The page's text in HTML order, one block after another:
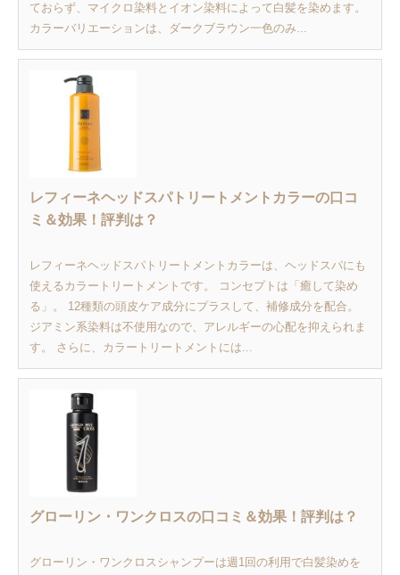
ておらず、マイクロ染料とイオン染料によって白髪を染めます。
カラーバリエーションは、ダークブラウン一色のみ...
レフィーネヘッドスパトリートメントカラーの口コ
ミ＆効果！評判は？
レフィーネヘッドスパトリートメントカラーは、ヘッドスパにも
使えるカラートリートメントです。 コンセプトは「癒して染め
る」。 12種類の頭皮ケア成分にプラスして、補修成分を配合。
ジアミン系染料は不使用なので、アレルギーの心配を抑えられま
す。 さらに、カラートリートメントには...
グローリン・ワンクロスの口コミ＆効果！評判は？
グローリン・ワンクロスシャンプーは週1回の利用で白髪染めを